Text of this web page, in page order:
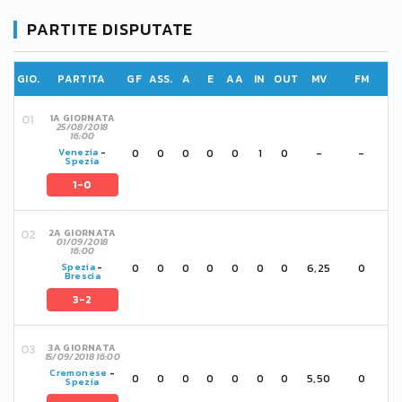
PARTITE DISPUTATE
GIO. PARTITA GF ASS. A E AA IN OUT MV FM
1A GIORNATA
25/08/2018
16:00
Venezia -
Spezia
1-0
0 0 0 0 0 1 0 - -
2A GIORNATA
01/09/2018
16:00
Spezia -
Brescia
3-2
0 0 0 0 0 0 0 6,25 0
3A GIORNATA
15/09/2018 16:00
Cremonese -
Spezia 0 0 0 0 0 0 0 5,50 0